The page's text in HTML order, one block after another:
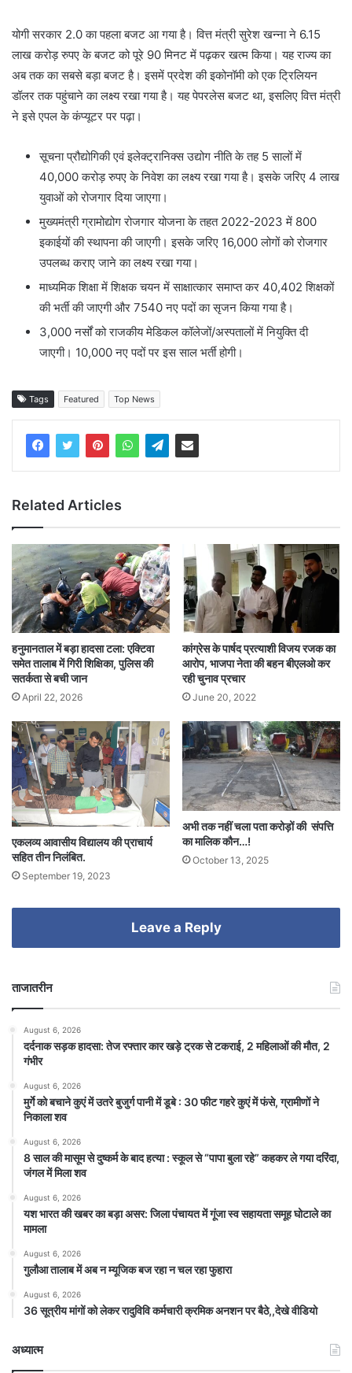
योगी सरकार 2.0 का पहला बजट आ गया है। वित्त मंत्री सुरेश खन्ना ने 6.15
लाख करोड़ रुपए के बजट को पूरे 90 मिनट में पढ़कर खत्म किया। यह राज्य का
अब तक का सबसे बड़ा बजट है। इसमें प्रदेश की इकोनॉमी को एक ट्रिलियन
डॉलर तक पहुंचाने का लक्ष्य रखा गया है। यह पेपरलेस बजट था, इसलिए वित्त मंत्री
ने इसे एपल के कंप्यूटर पर पढ़ा।
सूचना प्रौद्योगिकी एवं इलेक्ट्रानिक्स उद्योग नीति के तह 5 सालों में
40,000 करोड़ रुपए के निवेश का लक्ष्य रखा गया है। इसके जरिए 4 लाख
युवाओं को रोजगार दिया जाएगा।
मुख्यमंत्री ग्रामोद्योग रोजगार योजना के तहत 2022-2023 में 800
इकाईयों की स्थापना की जाएगी। इसके जरिए 16,000 लोगों को रोजगार
उपलब्ध कराए जाने का लक्ष्य रखा गया।
माध्यमिक शिक्षा में शिक्षक चयन में साक्षात्कार समाप्त कर 40,402 शिक्षकों
की भर्ती की जाएगी और 7540 नए पदों का सृजन किया गया है।
3,000 नर्सों को राजकीय मेडिकल कॉलेजों/अस्पतालों में नियुक्ति दी
जाएगी। 10,000 नए पदों पर इस साल भर्ती होगी।
Tags Featured Top News
Related Articles
हनुमानताल में बड़ा हादसा टला: एक्टिवा
समेत तालाब में गिरी शिक्षिका, पुलिस की
सतर्कता से बची जान
April 22, 2026
कांग्रेस के पार्षद प्रत्याशी विजय रजक का
आरोप, भाजपा नेता की बहन बीएलओ कर
रही चुनाव प्रचार
June 20, 2022
एकलव्य आवासीय विद्यालय की प्राचार्य
सहित तीन निलंबित.
September 19, 2023
अभी तक नहीं चला पता करोड़ों की संपत्ति
का मालिक कौन…!
October 13, 2025
Leave a Reply
ताजातरीन
August 6, 2026
दर्दनाक सड़क हादसा: तेज रफ्तार कार खड़े ट्रक से टकराई, 2 महिलाओं की मौत, 2
गंभीर
August 6, 2026
मुर्गे को बचाने कुएं में उतरे बुजुर्ग पानी में डूबे : 30 फीट गहरे कुएं में फंसे, ग्रामीणों ने
निकाला शव
August 6, 2026
8 साल की मासूम से दुष्कर्म के बाद हत्या : स्कूल से “पापा बुला रहे” कहकर ले गया दरिंदा,
जंगल में मिला शव
August 6, 2026
यश भारत की खबर का बड़ा असर: जिला पंचायत में गूंजा स्व सहायता समूह घोटाले का
मामला
August 6, 2026
गुलौआ तालाब में अब न म्यूजिक बज रहा न चल रहा फुहारा
August 6, 2026
36 सूत्रीय मांगों को लेकर रादुविवि कर्मचारी क्रमिक अनशन पर बैठे,,देखे वीडियो
अध्यात्म